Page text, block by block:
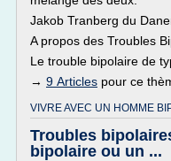
Jakob Tranberg du
A propos des Troubles
Le trouble bipolaire de
→ 9 Articles pour ce
VIVRE AVEC UN HOMME
Troubles
bipolaire ou un ...